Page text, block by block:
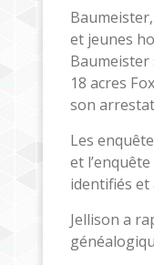
et jeunes
Baumeister
18 acres
son
Les
et
identifiés
Jellison a